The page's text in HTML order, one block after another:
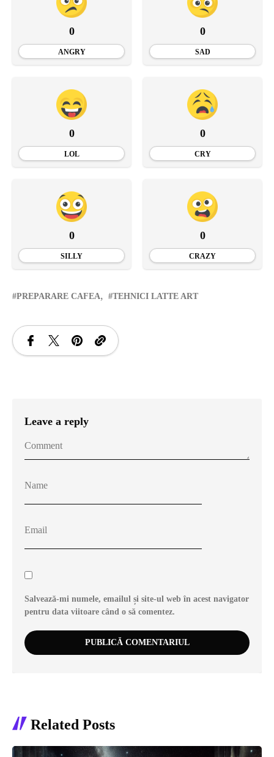
0
ANGRY
0
SAD
0
LOL
0
CRY
0
SILLY
0
CRAZY
PREPARARE CAFEA TEHNICI LATTE ART
Leave a reply
Salvează-mi numele, emailul și site-ul web în acest navigator
pentru data viitoare când o să comentez.
Related Posts